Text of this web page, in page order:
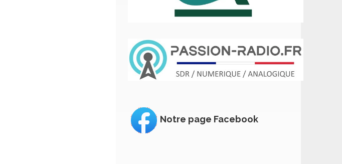
Notre page Facebook